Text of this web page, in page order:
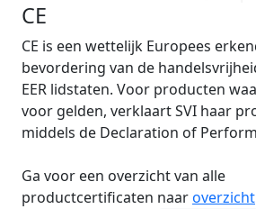
CE
CE is een wettelijk Europees
bevordering van de
EER lidstaten. Voor producten
voor gelden, verklaart SVI haar
middels de Declaration of
Ga voor een overzicht van alle
productcertificaten naaroverzicht